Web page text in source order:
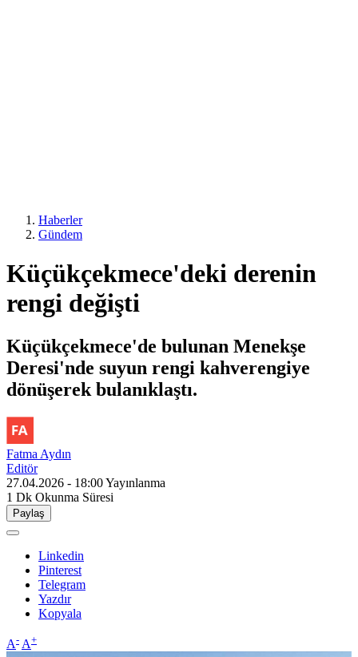
Haberler
Gündem
Küçükçekmece'deki derenin
rengi değişti
Küçükçekmece'de bulunan Menekşe
Deresi'nde suyun rengi kahverengiye
dönüşerek bulanıklaştı.
Fatma Aydın
Editör
27.04.2026 - 18:00Yayınlanma
1 Dk Okunma Süresi
Paylaş
Linkedin
Pinterest
Telegram
Yazdır
Kopyala
A- A+